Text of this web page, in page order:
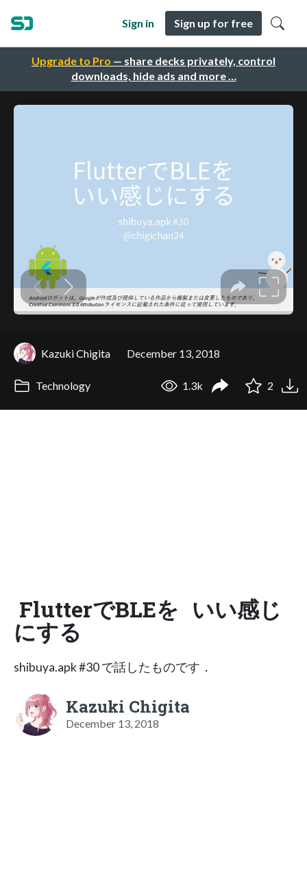
Upgrade to Pro — share decks privately, control
downloads, hide ads and more …
Sign in Sign up for free
Kazuki Chigita December 13, 2018
Technology 1.3k 2
FlutterでBLEを いい感じ
にする
shibuya.apk #30 で話したものです．
Kazuki Chigita
December 13, 2018